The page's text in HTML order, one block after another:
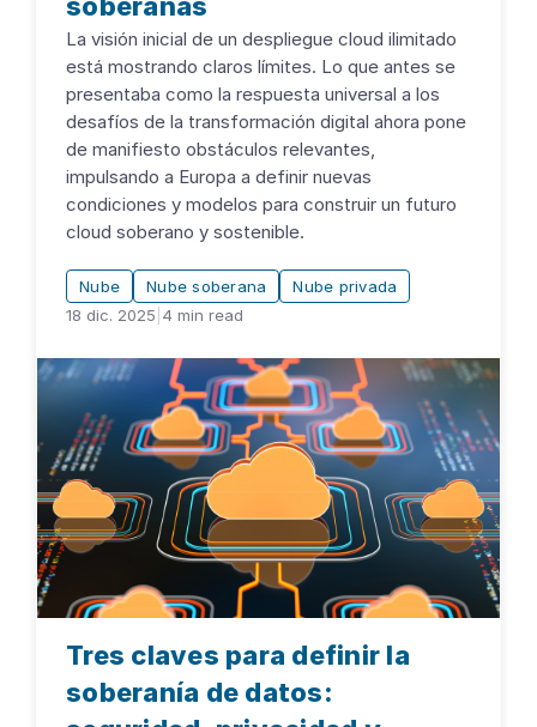
La visión inicial de un despliegue cloud ilimitado
está mostrando claros límites. Lo que antes se
presentaba como la respuesta universal a los
desafíos de la transformación digital ahora pone
de manifiesto obstáculos relevantes,
impulsando a Europa a definir nuevas
condiciones y modelos para construir un futuro
cloud soberano y sostenible.
Nube Nube soberana
Nube privada
18 dic. 2025 4 min read
Tres claves para definir la
soberanía de datos: